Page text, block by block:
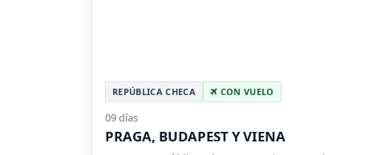
REPÚBLICA CHECA CON VUELO
09 días
PRAGA, BUDAPEST Y VIENA